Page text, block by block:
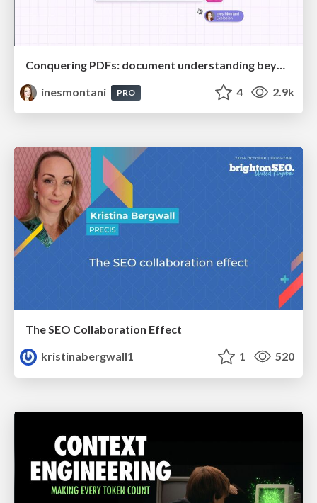
Conquering PDFs: document understanding beyond plain text
inesmontani
PRO 4 2.9k
The SEO Collaboration Effect
kristinabergwall1
1 520